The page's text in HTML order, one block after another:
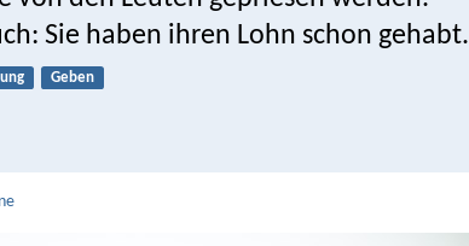
Sie haben ihren Lohn schon gehabt.
Geben